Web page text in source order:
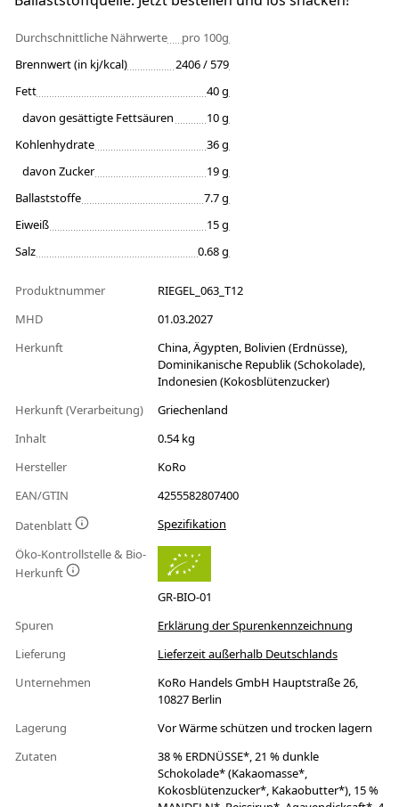
Durchschnittliche Nährwerte
pro 100g
Brennwert (in kj/kcal)
2406 / 579
Fett
40 g
davon gesättigte Fettsäuren
10 g
Kohlenhydrate
36 g
davon Zucker
19 g
Ballaststoffe
7.7 g
Eiweiß
15 g
Salz
0.68 g
Produktnummer
RIEGEL_063_T12
MHD
01.03.2027
Herkunft
China, Ägypten, Bolivien (Erdnüsse),
Dominikanische Republik (Schokolade),
Indonesien (Kokosblütenzucker)
Herkunft (Verarbeitung)
Griechenland
Inhalt
0.54 kg
Hersteller
KoRo
EAN/GTIN
4255582807400
Datenblatt
Spezifikation
Öko-Kontrollstelle & Bio-
Herkunft
GR-BIO-01
Spuren
Erklärung der Spurenkennzeichnung
Lieferung
Lieferzeit außerhalb Deutschlands
Unternehmen
KoRo Handels GmbH Hauptstraße 26,
10827 Berlin
Lagerung
Vor Wärme schützen und trocken lagern
Zutaten
38 % ERDNÜSSE*, 21 % dunkle
Schokolade* (Kakaomasse*,
Kokosblütenzucker*, Kakaobutter*), 15 %